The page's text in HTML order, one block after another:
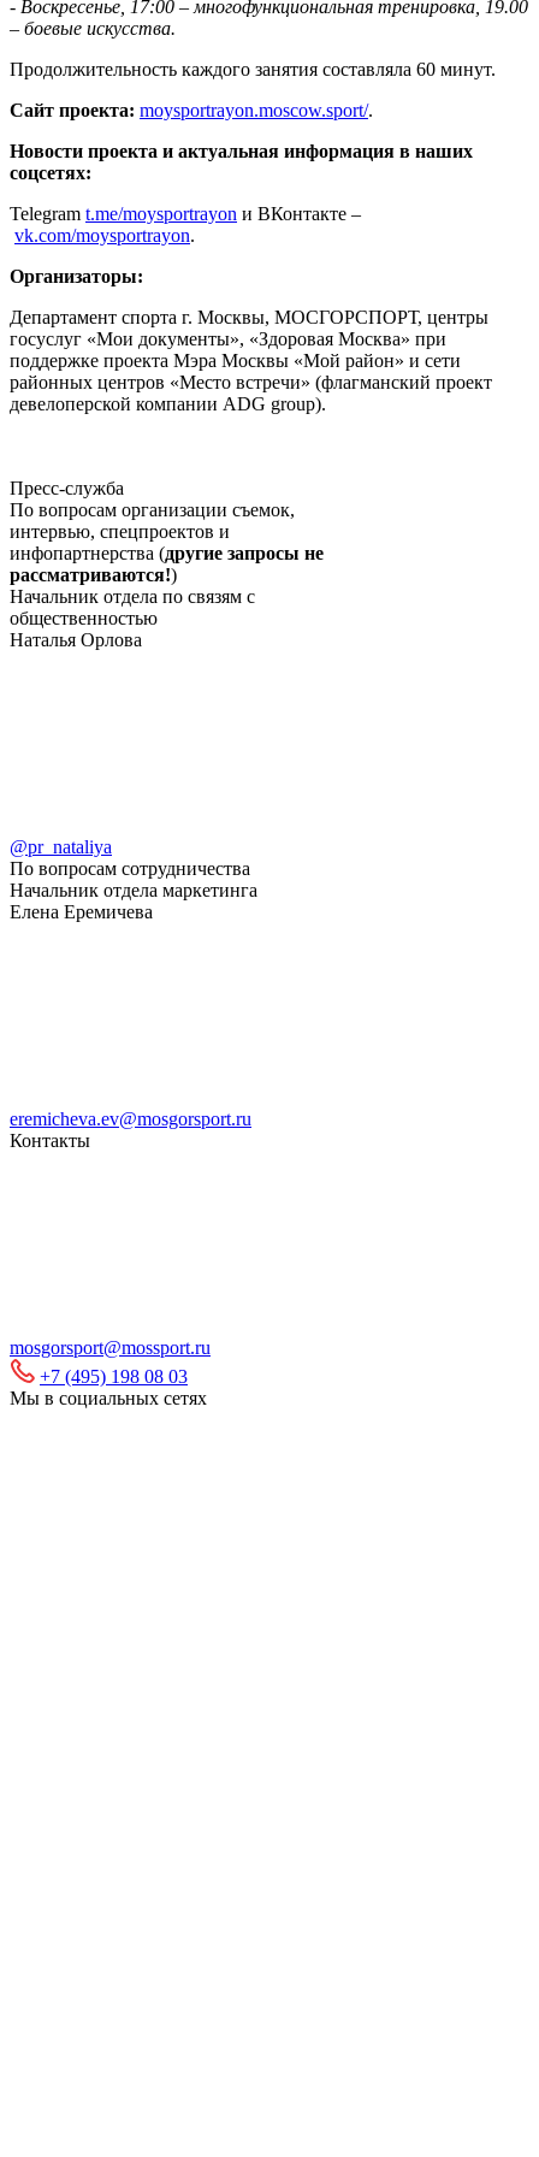
- Воскресенье, 17:00 – многофункциональная тренировка, 19.00
– боевые искусства.
Продолжительность каждого занятия составляла 60 минут.
Сайт проекта: moysportrayon.moscow.sport/.
Новости проекта и актуальная информация в наших
соцсетях:
Telegram t.me/moysportrayon и ВКонтакте –
vk.com/moysportrayon.
Организаторы:
Департамент спорта г. Москвы, МОСГОРСПОРТ, центры
госуслуг «Мои документы», «Здоровая Москва» при
поддержке проекта Мэра Москвы «Мой район» и сети
районных центров «Место встречи» (флагманский проект
девелоперской компании ADG group).
Пресс-служба
По вопросам организации съемок,
интервью, спецпроектов и
инфопартнерства (другие запросы не
рассматриваются!)
Начальник отдела по связям с
общественностью
Наталья Орлова
@pr_nataliya
По вопросам сотрудничества
Начальник отдела маркетинга
Елена Еремичева
eremicheva.ev@mosgorsport.ru
Контакты
mosgorsport@mossport.ru
+7 (495) 198 08 03
Мы в социальных сетях